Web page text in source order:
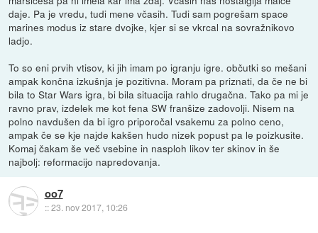
daje. Pa je vredu, tudi mene včasih. Tudi sam pogrešam space
marines modus iz stare dvojke, kjer si se vkrcal na sovražnikovo
ladjo.
To so eni prvih vtisov, ki jih imam po igranju igre. občutki so mešani
ampak končna izkušnja je pozitivna. Moram pa priznati, da če ne bi
bila to Star Wars igra, bi bila situacija rahlo drugačna. Tako pa mi je
ravno prav, izdelek me kot fena SW franšize zadovolji. Nisem na
polno navdušen da bi igro priporočal vsakemu za polno ceno,
ampak če se kje najde kakšen hudo nizek popust pa le poizkusite.
Komaj čakam še več vsebine in nasploh likov ter skinov in še
najbolj: reformacijo napredovanja.
oo7
::23. nov 2017, 10:26